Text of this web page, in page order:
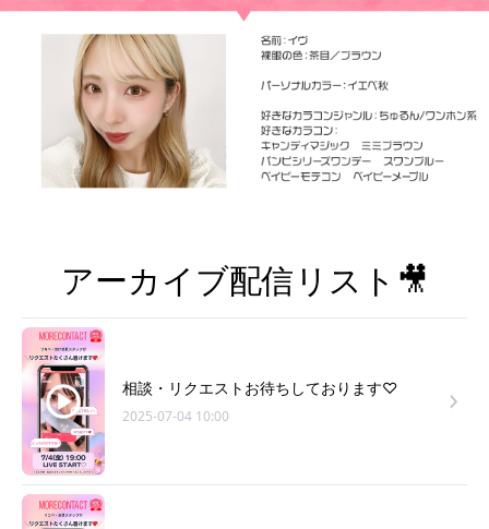
アーカイブ配信リスト🎥
相談・リクエストお待ちしております♡
2025-07-04 10:00